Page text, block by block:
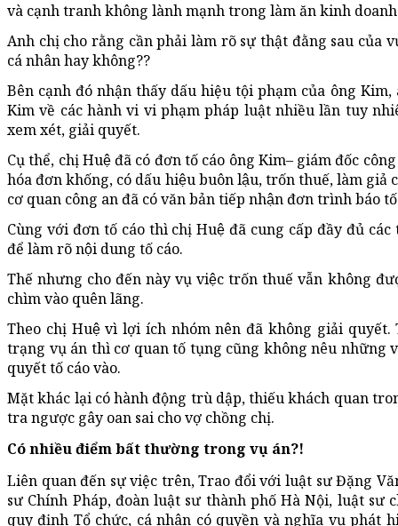
và cạnh tranh không lành mạnh trong làm ăn kinh
Anh chị cho rằng cần phải làm rõ sự thật đằng sau của
cá nhân hay không??
Bên cạnh đó nhận thấy dấu hiệu tội phạm của ông
Kim về các hành vi vi phạm pháp luật nhiều lần tuy
xem xét, giải quyết.
Cụ thể, chị Huệ đã có đơn tố cáo ông Kim– giám đốc
hóa đơn khống, có dấu hiệu buôn lậu, trốn thuế, làm giả
cơ quan công an đã có văn bản tiếp nhận đơn trình báo
Cùng với đơn tố cáo thì chị Huệ đã cung cấp đầy đủ
để làm rõ nội dung tố cáo.
Thế nhưng cho đến này vụ việc trốn thuế vẫn không
chìm vào quên lãng.
Theo chị Huệ vì lợi ích nhóm nên đã không giải
trạng vụ án thì cơ quan tố tụng cũng không nêu những
quyết tố cáo vào.
Mặt khác lại có hành động trù dập, thiếu khách quan
tra ngược gây oan sai cho vợ chồng chị.
Có nhiều điểm bất thường trong vụ án?!
Liên quan đến sự việc trên, Trao đổi với luật sư Đặng
sư Chính Pháp, đoàn luật sư thành phố Hà Nội, luật sư
quy định Tổ chức, cá nhân có quyền và nghĩa vụ phát